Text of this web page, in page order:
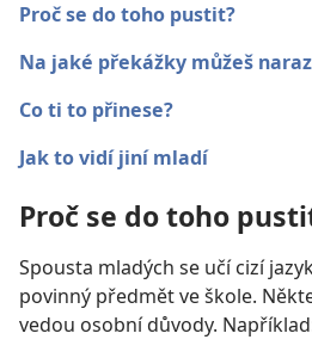
Proč se do toho pustit?
Na jaké překážky můžeš
Co ti to přinese?
Jak to vidí jiní mladí
Proč se do toho
Spousta mladých se učí cizí
povinný předmět ve škole.
vedou osobní důvody.